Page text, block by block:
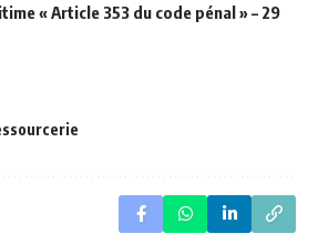
« Article 353 du code pénal » – 29